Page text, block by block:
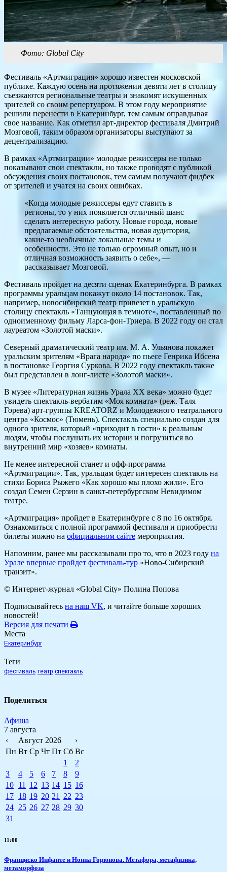
Фото: Global City
Фестиваль «Артмиграция» хорошо известен московской
публике. Каждую осень на протяжении девяти лет в столицу
съезжаются региональные театры и знакомят искушенных
зрителей со своим репертуаром. В этом году мероприятие
решили перенести в Екатеринбург, тем самым оправдывая
свое название. Как отметил арт-директор фестиваля Дмитрий
Мозговой, таким образом организаторы выступают за
децентрализацию.
В рамках «Артмиграции» молодые режиссеры не только
показывают свои спектакли, но также проводят с публикой
обсуждения своих постановок, тем самым получают фидбек
от зрителей и учатся на своих ошибках.
«Когда молодые режиссеры едут ставить в
регионы, то у них появляется отличный шанс
сделать интересную работу. Новые города, новые
предлагаемые обстоятельства, новая аудитория,
какие-то необычные локальные темы и
особенности. Это не только огромный опыт, но и
отличная возможность заявить о себе», —
рассказывает Мозговой.
Фестиваль пройдет на десяти сценах Екатеринбурга. В рамках
программы уральцам покажут около 14 постановок. Так,
например, новосибирский театр привезет в уральскую
столицу спектакль «Танцующая в темноте», поставленный по
одноименному фильму Ларса-фон-Триера. В 2022 году он стал
лауреатом «Золотой маски».
Северный драматический театр им. М. А. Ульянова покажет
уральским зрителям «Врага народа» по пьесе Генрика Ибсена
в постановке Георгия Суркова. В 2022 году спектакль также
был представлен в лонг-листе «Золотой маски».
В музее «Литературная жизнь Урала ХХ века» можно будет
увидеть спектакль-вербатим «Моя комната» (реж. Таля
Горева) арт-группы KREATORZ и Молодежного театрального
центра «Космос» (Тюмень). Спектакль специально создан для
одного зрителя, который «приходит в гости» к реальным
людям, чтобы послушать их истории и погрузиться во
внутренний мир «хозяев» комнаты.
Не менее интересной станет и офф-программа
«Артмиграции». Так, уральцам будет интересен спектакль на
стихи Бориса Рыжего «Как хорошо мы плохо жили». Его
создал Семен Серзин в санкт-петербургском Невидимом
театре.
«Артмиграция» пройдет в Екатеринбурге с 8 по 16 октября.
Ознакомиться с полной программой фестиваля и приобрести
билеты можно на официальном сайте мероприятия.
Напомним, ранее мы рассказывали про то, что в 2023 году на
Урале впервые пройдет фестиваль-тур «Ново-Сибирский
транзит».
© Интернет-журнал «Global City» Полина Попова
Подписывайтесь на наш VK, и читайте больше хороших
новостей!
Версия для печати
Места
Екатеринбург
Теги
фестиваль театр спектакль
Поделиться
Афиша
7 августа
‹
Август 2026
›
Пн Вт Ср Чт Пт Сб Вс
1
2
3
4 5 6 7 8
9
10 11 12 13 14 15 16
17 18 19 20 21 22 23
24 25 26 27 28 29 30
31
11:00
Франциско Инфанте и Нонна Горюнова. Метафора, метафизика,
метаморфоза